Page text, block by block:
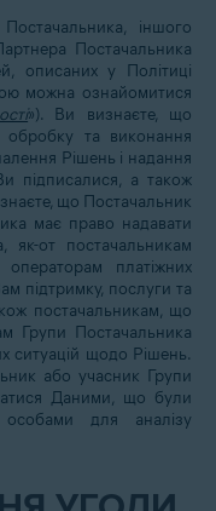
іншого
Постачальника
описаних у Політиці
можна ознайомитися
»). Ви визнаєте, що
та виконання
Рішень і надання
підписалися, а також
що Постачальник
має право надавати
як-от постачальникам
платіжних
підтримку, послуги та
постачальникам, що
Групи Постачальника
ситуацій щодо Рішень.
або учасник Групи
Даними, що були
особами для аналізу